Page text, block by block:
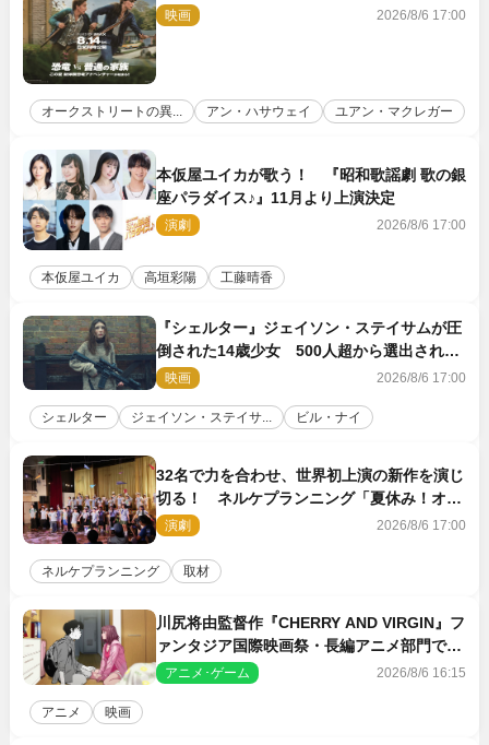
変』新ビジュアル＆本編映像初解禁
映画 2026/8/6 17:00
オークストリートの異... アン・ハサウェイ ユアン・マクレガー
本仮屋ユイカが歌う！ 『昭和歌謡劇 歌の銀
座パラダイス♪』11月より上演決定
演劇 2026/8/6 17:00
本仮屋ユイカ 高垣彩陽 工藤晴香
『シェルター』ジェイソン・ステイサムが圧
倒された14歳少女 500人超から選出された
新鋭ボディ・レイ・ブレスナックとは
映画 2026/8/6 17:00
シェルター ジェイソン・ステイサ... ビル・ナイ
32名で力を合わせ、世界初上演の新作を演じ
切る！ ネルケプランニング「夏休み！オ
ン・ワークショップ2026」レポート【最終
日】
演劇 2026/8/6 17:00
ネルケプランニング 取材
川尻将由監督作『CHERRY AND VIRGIN』フ
ァンタジア国際映画祭・長編アニメ部門で観
客賞・金賞受賞！
アニメ･ゲーム 2026/8/6 16:15
アニメ 映画